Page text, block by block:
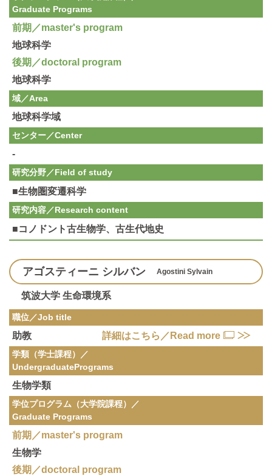
Graduate Programs
前期／master's program
地球科学
後期／doctoral program
地球科学
域／Area
地球科学域
センター／Center
-
研究分野／Field of study
■生物圏変遷科学
研究内容／Research content
■コノドント古生物学、古生代地史
アゴスティーニ シルバン Agostini Sylvain
筑波大学 生命環境系
職位／Job title
助教 詳細はこちら／Read more
学類（学士課程）／
UndergraduatePrograms
生物学類
学位プログラム（大学院課程）／
Graduate Programs
前期／master's program
生物学
後期／doctoral program